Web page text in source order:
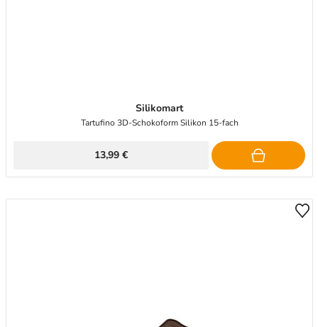
Silikomart
Tartufino 3D-Schokoform Silikon 15-fach
13,99 €